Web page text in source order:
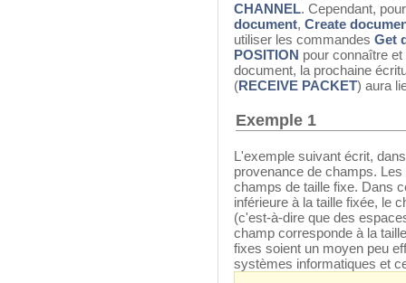
CHANNEL. Cependant,
document, Create
utiliser les commandes Get
POSITION pour connaître
document, la prochaine
(RECEIVE PACKET) aura
Exemple 1
L'exemple suivant écrit,
provenance de champs.
champs de taille fixe. Dans
inférieure à la taille fixée, le
(c'est-à-dire que des
champ corresponde à la
fixes soient un moyen peu
systèmes informatiques et